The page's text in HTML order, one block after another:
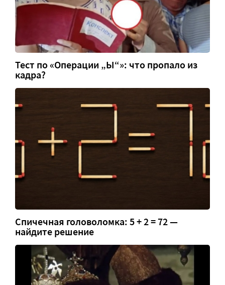
Тест по «Операции „Ы“»: что пропало из
кадра?
Спичечная головоломка: 5 + 2 = 72 —
найдите решение